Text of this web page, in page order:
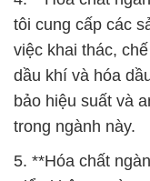
trong ngành này.
5. **Hóa chất
triển không ngừng
chúng tôi cung
trình sản xuất các
thiết bị khỏi sự
trường.